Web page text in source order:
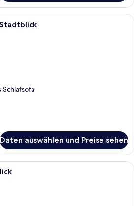
Ein modernes Hotelzimmer mit
Schlafsofa
Daten auswählen und Preise sehen
Ein modernes Hotelzimmer mit